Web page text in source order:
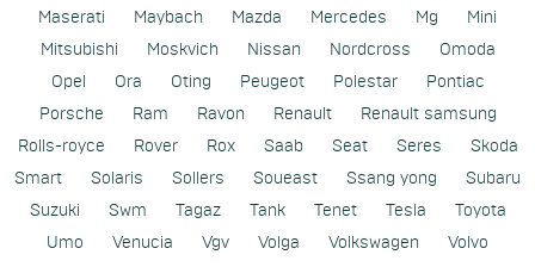
Maserati
Maybach Mazda Mercedes Mg
Mini
Mitsubishi
Moskvich Nissan Nordcross
Omoda
Opel
Ora Oting Peugeot Polestar
Pontiac
Porsche
Ram Ravon Renault
Renault samsung
Rolls-royce
Rover Rox Saab Seat Seres
Skoda
Smart
Solaris Sollers Soueast Ssang yong
Subaru
Suzuki
Swm Tagaz Tank Tenet Tesla
Toyota
Umo
Venucia Vgv Volga Volkswagen
Volvo